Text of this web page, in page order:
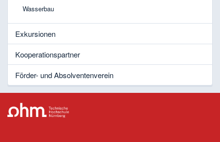
Wasserbau
Exkursionen
Kooperationspartner
Förder- und Absolventenverein